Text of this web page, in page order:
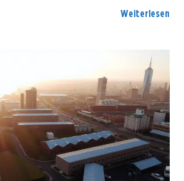
Weiterlesen